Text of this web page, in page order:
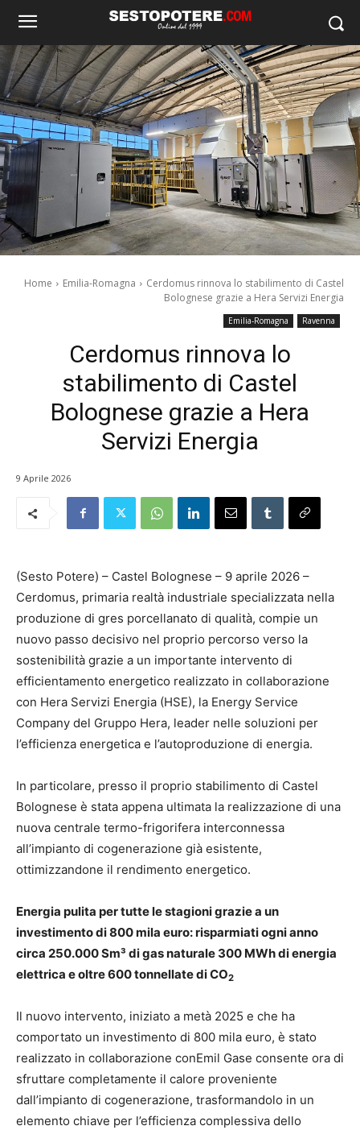
Home Emilia-Romagna
Cerdomus rinnova lo stabilimento di Castel
Bolognese grazie a Hera Servizi Energia
Emilia-Romagna Ravenna
Cerdomus rinnova lo
stabilimento di Castel
Bolognese grazie a Hera
Servizi Energia
9 Aprile 2026
(Sesto Potere) – Castel Bolognese – 9 aprile 2026 –
Cerdomus, primaria realtà industriale specializzata nella
produzione di gres porcellanato di qualità, compie un
nuovo passo decisivo nel proprio percorso verso la
sostenibilità grazie a un importante intervento di
efficientamento energetico realizzato in collaborazione
con Hera Servizi Energia (HSE), la Energy Service
Company del Gruppo Hera, leader nelle soluzioni per
l’efficienza energetica e l’autoproduzione di energia.
In particolare, presso il proprio stabilimento di Castel
Bolognese è stata appena ultimata la realizzazione di una
nuova centrale termo-frigorifera interconnessa
all’impianto di cogenerazione già esistente,
ottimizzandone il rendimento energetico.
Energia pulita per tutte le stagioni grazie a un
investimento di 800 mila euro: risparmiati ogni anno
circa 250.000 Sm³ di gas naturale 300 MWh di energia
elettrica e oltre 600 tonnellate di CO2
Il nuovo intervento, iniziato a metà 2025 e che ha
comportato un investimento di 800 mila euro, è stato
realizzato in collaborazione conEmil Gase consente ora di
sfruttare completamente il calore proveniente
dall’impianto di cogenerazione, trasformandolo in un
elemento chiave per l’efficienza complessiva dello